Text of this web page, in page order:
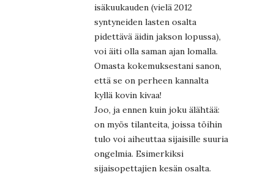
isäkuukauden (vielä 2012
syntyneiden lasten osalta
pidettävä äidin jakson lopussa),
voi äiti olla saman ajan lomalla.
Omasta kokemuksestani sanon,
että se on perheen kannalta
kyllä kovin kivaa!
Joo, ja ennen kuin joku älähtää:
on myös tilanteita, joissa töihin
tulo voi aiheuttaa sijaisille suuria
ongelmia. Esimerkiksi
sijaisopettajien kesän osalta.